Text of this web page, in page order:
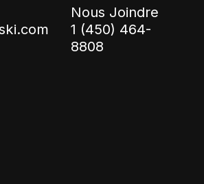
Nous Joindre
1 (450) 464-
8808